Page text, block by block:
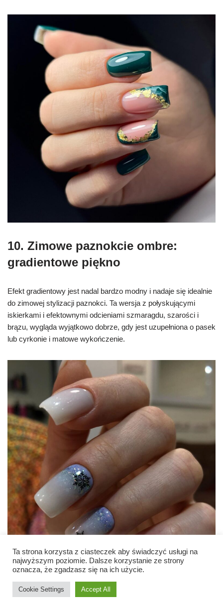
10. Zimowe paznokcie ombre:
gradientowe piękno
Efekt gradientowy jest nadal bardzo modny i nadaje się idealnie
do zimowej stylizacji paznokci. Ta wersja z połyskującymi
iskierkami i efektownymi odcieniami szmaragdu, szarości i
brązu, wygląda wyjątkowo dobrze, gdy jest uzupełniona o pasek
lub cyrkonie i matowe wykończenie.
Ta strona korzysta z ciasteczek aby świadczyć usługi na
najwyższym poziomie. Dalsze korzystanie ze strony
oznacza, że zgadzasz się na ich użycie.
Cookie Settings Accept All